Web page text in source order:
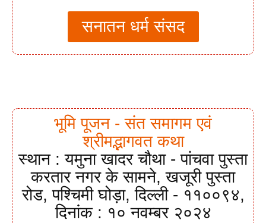
सनातन धर्म संसद
भूमि पूजन - संत समागम एवं
श्रीमद्भागवत कथा
स्थान : यमुना खादर चौथा - पांचवा पुस्ता
करतार नगर के सामने, खजूरी पुस्ता
रोड, पश्चिमी घोड़ा, दिल्ली - ११००९४,
दिनांक : १० नवम्बर २०२४